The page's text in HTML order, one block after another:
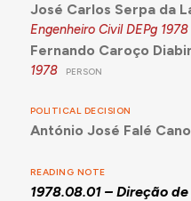
José Carlos Serpa da
Engenheiro Civil DEPg 1978
Fernando Caroço
1978
PERSON
POLITICAL DECISION
António José Falé
READING NOTE
1978.08.01 – Direção